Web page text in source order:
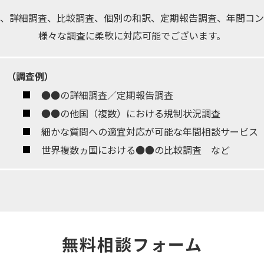
詳細調査、比較調査、個別の和訳、定期報告調査、年間コ
様々な調査に柔軟に対応可能でございます。
（調査例）
●●の詳細調査／定期報告調査
●●の他国（複数）における規制状況調査
細かな質問への適宜対応が可能な年間相談サービス
世界複数ヵ国における●●の比較調査 など
無料相談フォーム